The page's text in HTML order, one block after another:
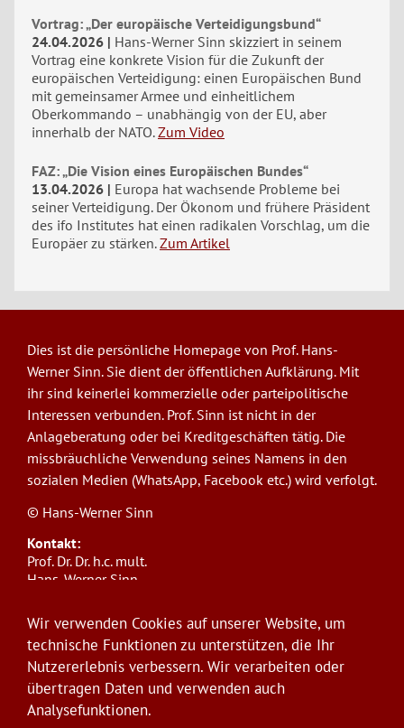
Vortrag: „Der europäische Verteidigungsbund“
24.04.2026
Hans-Werner Sinn skizziert in seinem
Vortrag eine konkrete Vision für die Zukunft der
europäischen Verteidigung: einen Europäischen Bund
mit gemeinsamer Armee und einheitlichem
Oberkommando – unabhängig von der EU, aber
innerhalb der NATO. Zum Video
FAZ: „Die Vision eines Europäischen Bundes“
13.04.2026
Europa hat wachsende Probleme bei
seiner Verteidigung. Der Ökonom und frühere Präsident
des ifo Institutes hat einen radikalen Vorschlag, um die
Europäer zu stärken. Zum Artikel
Dies ist die persönliche Homepage von Prof. Hans-
Werner Sinn. Sie dient der öffentlichen Aufklärung. Mit
ihr sind keinerlei kommerzielle oder parteipolitische
Interessen verbunden. Prof. Sinn ist nicht in der
Anlageberatung oder bei Kreditgeschäften tätig. Die
missbräuchliche Verwendung seines Namens in den
sozialen Medien (WhatsApp, Facebook etc.) wird verfolgt.
© Hans-Werner Sinn
Kontakt:
Prof. Dr. Dr. h.c. mult.
Hans-Werner Sinn,
ifo Institut
Poschingerstr. 5, 81679 München
Telefon: +49(0)89/9224-1276
E-Mail:sinn@ifo.de
User
Anmelden
Wir verwenden Cookies auf unserer Website, um
technische Funktionen zu unterstützen, die Ihr
Nutzererlebnis verbessern. Wir verarbeiten oder
übertragen Daten und verwenden auch
Analysefunktionen.